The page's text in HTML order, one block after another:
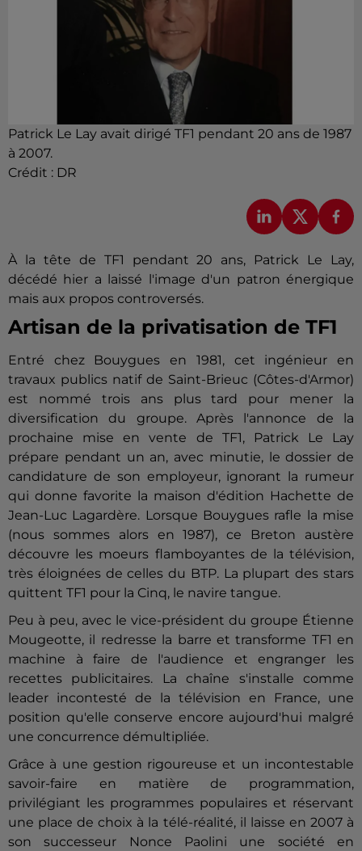
Patrick Le Lay avait dirigé TF1 pendant 20 ans de 1987
à 2007.
Crédit : DR
Àla tête de TF1 pendant 20 ans, Patrick Le Lay,
décédé hier a laissé l'image d'un patron énergique
mais aux propos controversés.
Artisan de la privatisation de TF1
Entré chez Bouygues en 1981, cet ingénieur en
travaux publics natif de Saint-Brieuc (Côtes-d'Armor)
est nommé trois ans plus tard pour mener la
diversification du groupe. Après l'annonce de la
prochaine mise en vente de TF1, Patrick Le Lay
prépare pendant un an, avec minutie, le dossier de
candidature de son employeur, ignorant la rumeur
qui donne favorite la maison d'édition Hachette de
Jean-Luc Lagardère. Lorsque Bouygues rafle la mise
(nous sommes alors en 1987), ce Breton austère
découvre les moeurs flamboyantes de la télévision,
très éloignées de celles du BTP. La plupart des stars
quittent TF1 pour la Cinq, le navire tangue.
Peu à peu, avec le vice-président du groupe Étienne
Mougeotte, il redresse la barre et transforme TF1 en
machine à faire de l'audience et engranger les
recettes publicitaires. La chaîne s'installe comme
leader incontesté de la télévision en France, une
position qu'elle conserve encore aujourd'hui malgré
une concurrence démultipliée.
Grâce à une gestion rigoureuse et un incontestable
savoir-faire en matière de programmation,
privilégiant les programmes populaires et réservant
une place de choix à la télé-réalité, il laisse en 2007 à
son successeur Nonce Paolini une société en